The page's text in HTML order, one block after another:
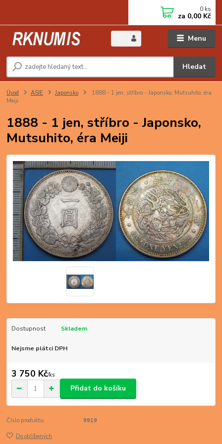
Menu
Hledat
0 ks
za 0,00 Kč
Úvod ASIE Japonsko
1888 - 1 jen, stříbro - Japonsko, Mutsuhito, éra
Meiji
1888 - 1 jen, stříbro - Japonsko,
Mutsuhito, éra Meiji
Dostupnost Skladem
Nejsme plátci DPH
3 750 Kč/ks
Přidat do košíku
Číslo produktu: 9919
Do oblíbených